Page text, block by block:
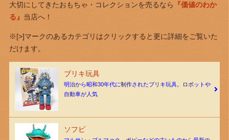
大切にしてきたおもちゃ・コレクションを売るなら
『価値のわか
る』 当店へ！
※[>]マークのあるカテゴリはクリックすると更に詳細をご覧いた
だけます。
ブリキ玩具
明治から昭和30年代に制作されたブリキ玩具。ロボットや
自動車が人気
ソフビ